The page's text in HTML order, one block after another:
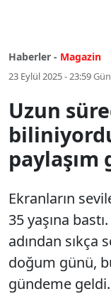
Haberler - Magazin
23 Eylül 2025 - 23:59
Uzun
paylaşım
Ekranların
35 yaşına
adından sıkça
doğum günü,
gündeme